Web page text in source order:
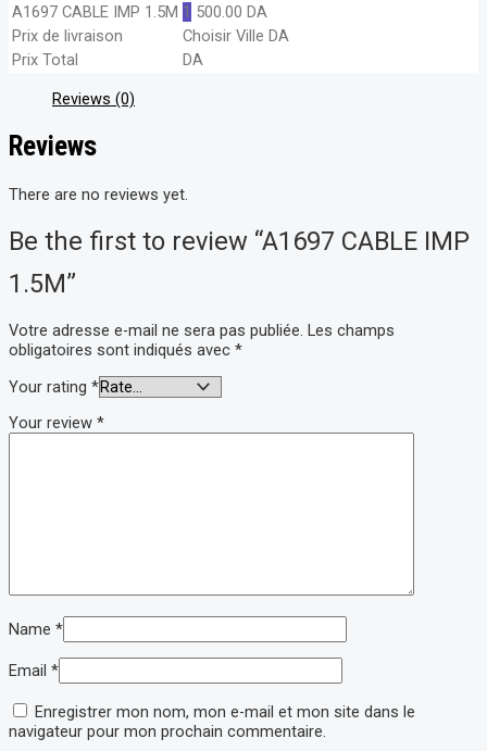
A1697 CABLE IMP 1.5M 1 500.00 DA
Prix de livraison
Choisir Ville DA
Prix Total
DA
Reviews (0)
Reviews
There are no reviews yet.
Be the first to review “A1697 CABLE IMP
1.5M”
Votre adresse e-mail ne sera pas publiée. Les champs
obligatoires sont indiqués avec *
Your rating *
Your review *
Name *
Email *
Enregistrer mon nom, mon e-mail et mon site dans le
navigateur pour mon prochain commentaire.